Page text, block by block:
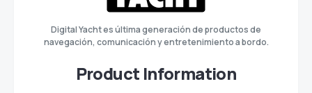
Digital Yacht es última generación de productos de
navegación, comunicación y entretenimiento a bordo.
Product Information